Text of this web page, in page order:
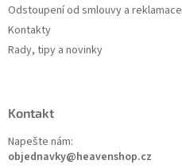
Odstoupení od smlouvy a reklamace
Kontakty
Rady, tipy a novinky
Kontakt
Napešte nám:
objednavky@heavenshop.cz